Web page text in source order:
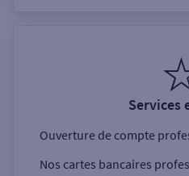
Services
Ouverture de compte
Nos cartes bancaires